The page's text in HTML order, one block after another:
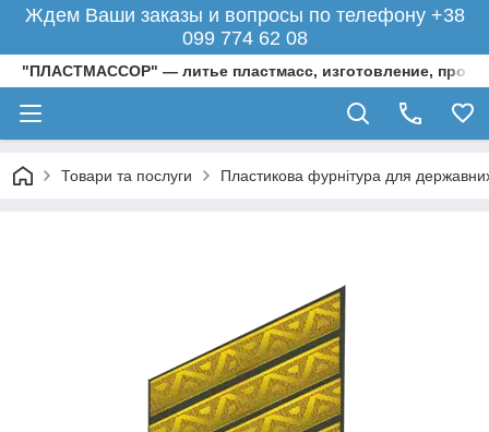
Ждем Ваши заказы и вопросы по телефону +38
099 774 62 08
"ПЛАСТМАССОР" — литье пластмасс, изготовление,
Товари та послуги Пластикова фурнітура для